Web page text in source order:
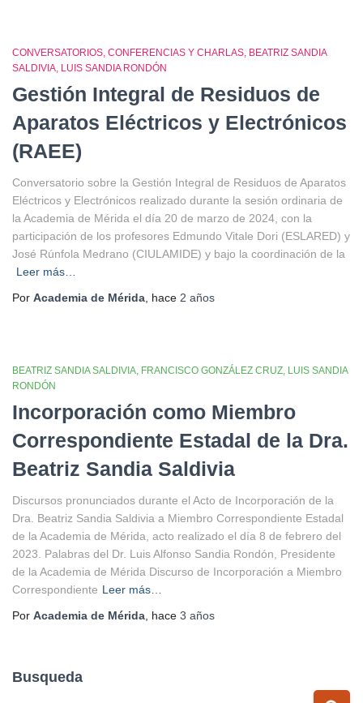
CONVERSATORIOS CONFERENCIAS Y CHARLAS BEATRIZ SANDIA
SALDIVIA LUIS SANDIA RONDÓN
Gestión Integral de Residuos de
Aparatos Eléctricos y Electrónicos
(RAEE)
Conversatorio sobre la Gestión Integral de Residuos de Aparatos
Eléctricos y Electrónicos realizado durante la sesión ordinaria de
la Academia de Mérida el día 20 de marzo de 2024, con la
participación de los profesores Edmundo Vitale Dori (ESLARED) y
José Rúnfola Medrano (CIULAMIDE) y bajo la coordinación de la
Leer más…
Por Academia de Mérida , hace 2 años
BEATRIZ SANDIA SALDIVIA FRANCISCO GONZÁLEZ CRUZ LUIS SANDIA
RONDÓN
Incorporación como Miembro
Correspondiente Estadal de la Dra.
Beatriz Sandia Saldivia
Discursos pronunciados durante el Acto de Incorporación de la
Dra. Beatriz Sandia Saldivia a Miembro Correspondiente Estadal
de la Academia de Mérida, acto realizado el día 8 de febrero del
2023. Palabras del Dr. Luis Alfonso Sandia Rondón, Presidente
de la Academia de Mérida Discurso de Incorporación a Miembro
Correspondiente Leer más…
Por Academia de Mérida , hace 3 años
Busqueda